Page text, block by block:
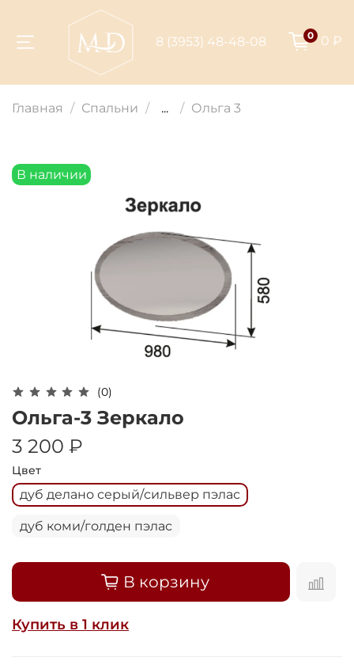
8 (3953) 48-48-08 0 0 ₽
Главная Спальни ... Ольга 3
В наличии
(0)
Ольга-3 Зеркало
3 200 ₽
Цвет
дуб делано серый/сильвер пэлас
дуб коми/голден пэлас
В корзину
Купить в 1 клик
Для клиентов всех банков
Добавляйте товары
любого банка
Получайте товар
выбранный способом
Оставшиеся75% будут
списыватьсяс вашей карты
Подробнее